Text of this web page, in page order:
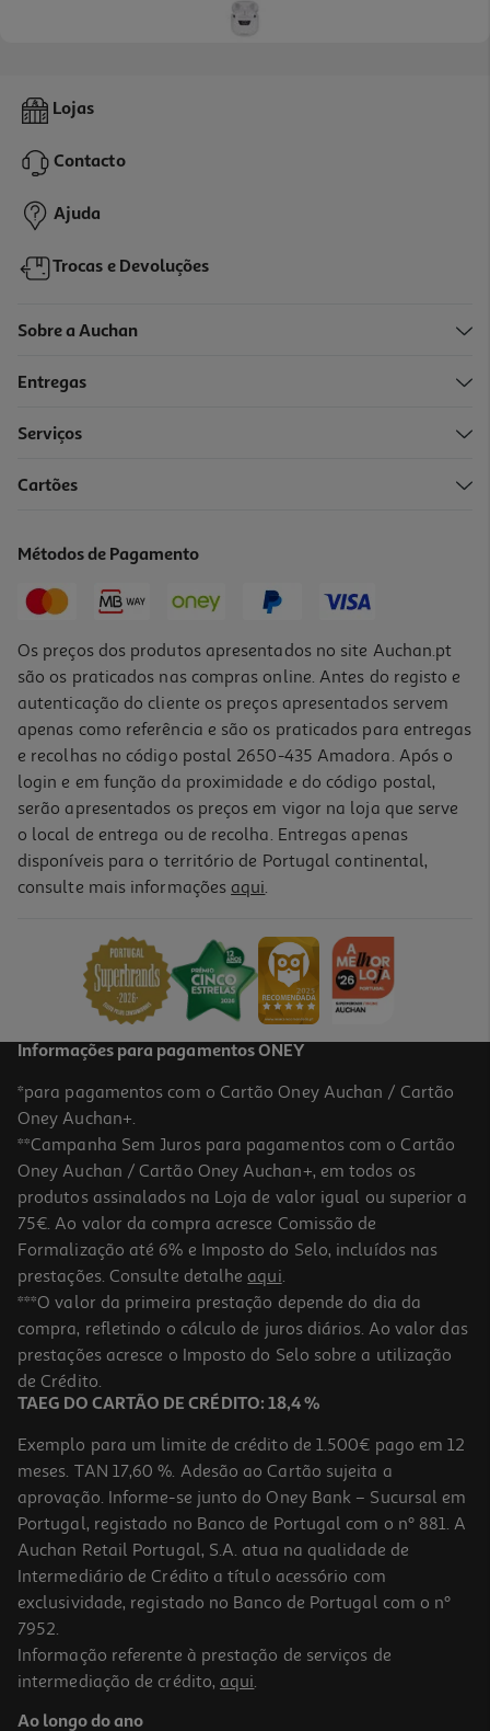
Auriculares Half In Ear Qilive Branco Tws Led Screen Q1342
20,99 €
Auriculares Half In Ear Qilive 600188049 Tws Preto Q.1049
12,99 €
Auriculares Tws Half In Ear Qilive Q1468 Verde
14.99 €/un
14,99 €
4.0
Auriculares Jbl Wave Flex 2 Rosa
Lojas
Contacto
Ajuda
Trocas e Devoluções
Sobre a Auchan
Entregas
Serviços
Cartões
Métodos de Pagamento
Os preços dos produtos apresentados no site Auchan.pt
são os praticados nas compras online. Antes do registo e
autenticação do cliente os preços apresentados servem
apenas como referência e são os praticados para entregas
e recolhas no código postal 2650-435 Amadora. Após o
login e em função da proximidade e do código postal,
serão apresentados os preços em vigor na loja que serve
o local de entrega ou de recolha. Entregas apenas
disponíveis para o território de Portugal continental,
consulte mais informações aqui.
Informações para pagamentos ONEY
*para pagamentos com o Cartão Oney Auchan / Cartão
Oney Auchan+.
**Campanha Sem Juros para pagamentos com o Cartão
Oney Auchan / Cartão Oney Auchan+, em todos os
produtos assinalados na Loja de valor igual ou superior a
75€. Ao valor da compra acresce Comissão de
Formalização até 6% e Imposto do Selo, incluídos nas
prestações. Consulte detalhe aqui.
***O valor da primeira prestação depende do dia da
compra, refletindo o cálculo de juros diários. Ao valor das
prestações acresce o Imposto do Selo sobre a utilização
de Crédito.
TAEG DO CARTÃO DE CRÉDITO: 18,4 %
Exemplo para um limite de crédito de 1.500€ pago em 12
meses. TAN 17,60 %. Adesão ao Cartão sujeita a
aprovação. Informe-se junto do Oney Bank – Sucursal em
Portugal, registado no Banco de Portugal com o nº 881. A
Auchan Retail Portugal, S.A. atua na qualidade de
Intermediário de Crédito a título acessório com
exclusividade, registado no Banco de Portugal com o nº
7952.
Informação referente à prestação de serviços de
intermediação de crédito, aqui.
Ao longo do ano